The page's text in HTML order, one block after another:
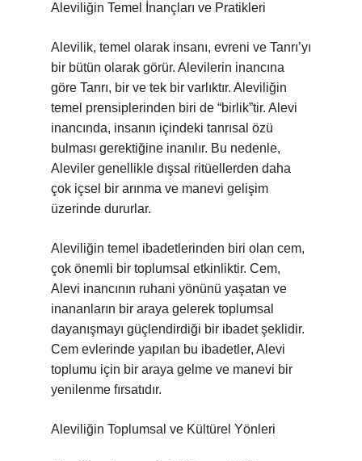
Aleviliğin Temel İnançları ve Pratikleri
Alevilik, temel olarak insanı, evreni ve Tanrı’yı
bir bütün olarak görür. Alevilerin inancına
göre Tanrı, bir ve tek bir varlıktır. Aleviliğin
temel prensiplerinden biri de “birlik”tir. Alevi
inancında, insanın içindeki tanrısal özü
bulması gerektiğine inanılır. Bu nedenle,
Aleviler genellikle dışsal ritüellerden daha
çok içsel bir arınma ve manevi gelişim
üzerinde dururlar.
Aleviliğin temel ibadetlerinden biri olan cem,
çok önemli bir toplumsal etkinliktir. Cem,
Alevi inancının ruhani yönünü yaşatan ve
inananların bir araya gelerek toplumsal
dayanışmayı güçlendirdiği bir ibadet şeklidir.
Cem evlerinde yapılan bu ibadetler, Alevi
toplumu için bir araya gelme ve manevi bir
yenilenme fırsatıdır.
Aleviliğin Toplumsal ve Kültürel Yönleri